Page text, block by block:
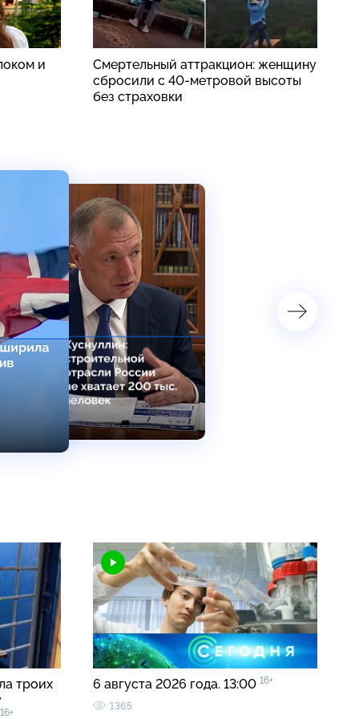
и
Смертельный аттракцион: женщину
сбросили с 40-метровой высоты
без страховки
троих
16+
6 августа 2026 года. 13:00 16+
1365